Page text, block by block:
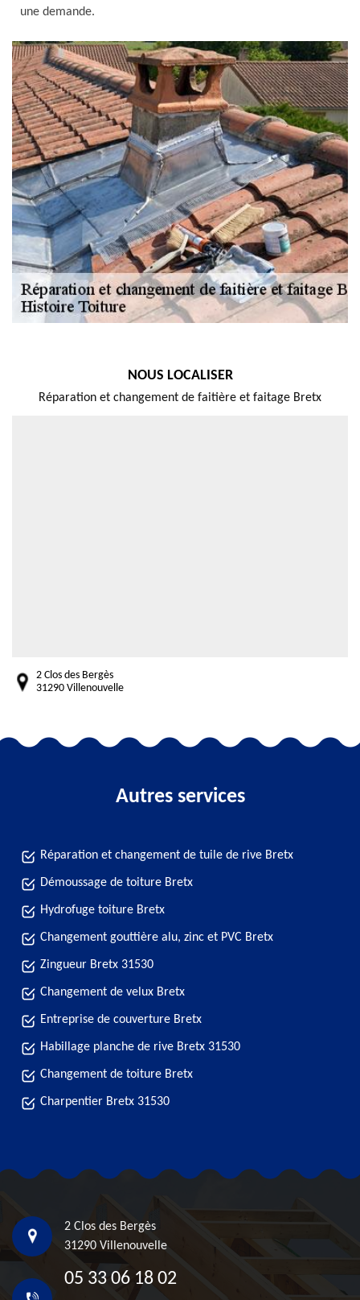
une demande.
NOUS LOCALISER
Réparation et changement de faitière et faitage Bretx
2 Clos des Bergès
31290 Villenouvelle
Autres services
Réparation et changement de tuile de rive Bretx
Démoussage de toiture Bretx
Hydrofuge toiture Bretx
Changement gouttière alu, zinc et PVC Bretx
Zingueur Bretx 31530
Changement de velux Bretx
Entreprise de couverture Bretx
Habillage planche de rive Bretx 31530
Changement de toiture Bretx
Charpentier Bretx 31530
2 Clos des Bergès
31290 Villenouvelle
05 33 06 18 02